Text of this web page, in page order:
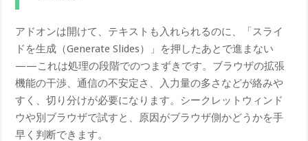
アドオンは開けて、テキストも入れられるのに、「スライ
ドを生成（Generate Slides）」を押したあとで進まない
——これは処理の段階でのつまずきです。ブラウザの拡張
機能の干渉、通信の不安定さ、入力量の多さなどが絡みや
すく、切り分けが必要になります。シークレットウィンド
ウや別ブラウザで試すと、原因がブラウザ側かどうかを手
早く判断できます。